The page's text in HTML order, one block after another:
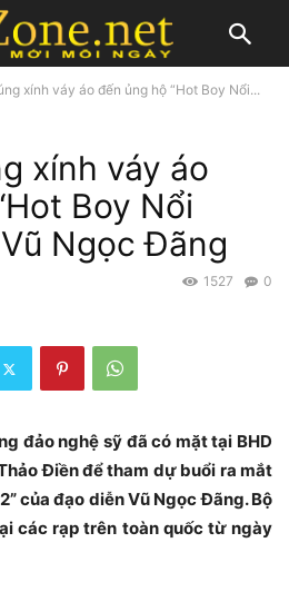
xính váy áo đến ủng hộ “Hot Boy Nổi...
xính váy áo
Boy Nổi
Ngọc Đãng
0
1527
đảo nghệ sỹ đã có mặt tại BHD
Điền để tham dự buổi ra mắt
của đạo diễn Vũ Ngọc Đãng. Bộ
các rạp trên toàn quốc từ ngày